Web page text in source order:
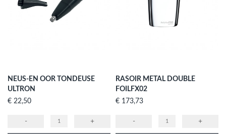
NEUS-EN OOR TONDEUSE
ULTRON
Prijs
€ 22,50
- +
RASOIR METAL DOUBLE
FOILFX02
Prijs
€ 173,73
- +